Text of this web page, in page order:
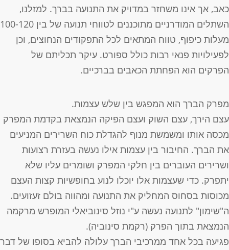
כאב, אך אינו משחזר במדויק את התנועה בברך. למזלנו,
השתלים המודרניים מתוכננים לטווחי תנועה של בין 100-120
מעלות כיפוף, טווח המתאים לכל התפקודים הנחוצים, וכן
לפעילויות פנאי רבות כולל ספורט. עיקר תכליתם של
הפרקים הוא הפחתת הכאבים בברכיים.
מפרק הברך הוא המפגש בין שלש עצמות.
עצם הירך, עצם השוק ועצם הפיקה הנמצאת בקדמת המפרק
מכסה אותו ומשמשת מנוף להגדלת כוח השרירים המניעים
את הברך. החיבור בין עצמות אילו נעשה בעזרת רצועות
ושרירים העוברים בין חלקי המפרק ושומרים עליו שלא
יתפרק. כדי שעצמות אלו יוכלו לנוע בחופשיות קצות העצם
מכוסות בסחוס המחליק את התנועה ומהווה בולם זעזועים.
ה"שימון" לתנועה נעשה ע"י נוזל סינוביאלי המופרש מרקמה
הנמצאת בתוך הפרק (רקמת סינוביה).
פגיעה בכל אחד ממרכיבי הברך עלולה להביא בסופו של דבר